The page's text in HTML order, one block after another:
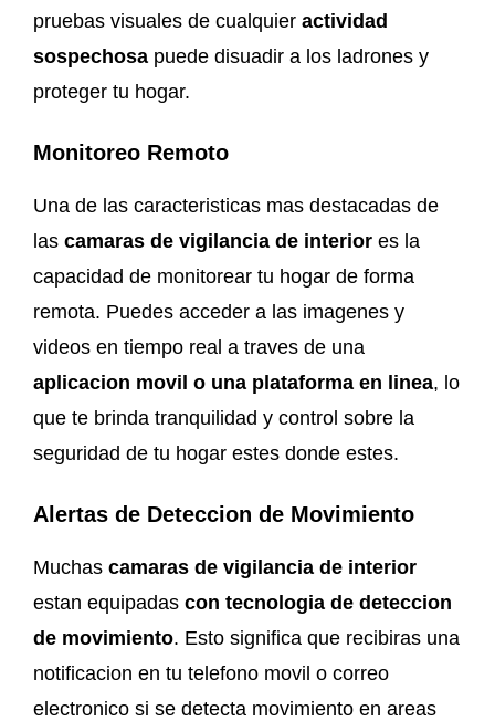
pruebas visuales de cualquier actividad
sospechosa puede disuadir a los ladrones y
proteger tu hogar.
Monitoreo Remoto
Una de las caracteristicas mas destacadas de
las camaras de vigilancia de interior es la
capacidad de monitorear tu hogar de forma
remota. Puedes acceder a las imagenes y
videos en tiempo real a traves de una
aplicacion movil o una plataforma en linea, lo
que te brinda tranquilidad y control sobre la
seguridad de tu hogar estes donde estes.
Alertas de Deteccion de Movimiento
Muchas camaras de vigilancia de interior
estan equipadas con tecnologia de deteccion
de movimiento. Esto significa que recibiras una
notificacion en tu telefono movil o correo
electronico si se detecta movimiento en areas